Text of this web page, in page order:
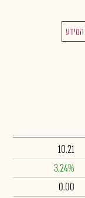
10.21
3.24%
0.00